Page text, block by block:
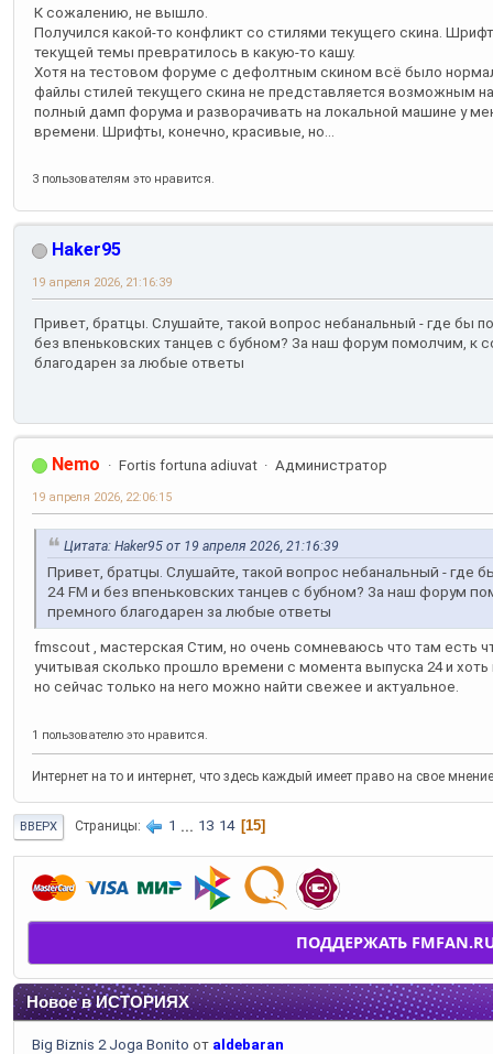
ПОДДЕРЖАТЬ
Новое в ИСТОРИЯХ
Big Biznis 2 Joga Bonito от aldebaran
К сожалению, не вышло.
Получился какой-то конфликт со стилями текущего скина.
текущей темы превратилось в какую-то кашу.
Хотя на тестовом форуме с дефолтным скином всё было
файлы стилей текущего скина не представляется возможным
полный дамп форума и разворачивать на локальной машине у
времени. Шрифты, конечно, красивые, но...
3 пользователям это нравится.
Haker95
19 апреля 2026, 21:16:39
Привет, братцы. Слушайте, такой вопрос небанальный - где бы
без впеньковских танцев с бубном? За наш форум помолчим, к
благодарен за любые ответы
Nemo Fortis fortuna adiuvat Администратор
19 апреля 2026, 22:06:15
Цитата: Haker95 от 19 апреля 2026, 21:16:39
Привет, братцы. Слушайте, такой вопрос небанальный - где
24 FM и без впеньковских танцев с бубном? За наш форум
премного благодарен за любые ответы
fmscout , мастерская Стим, но очень сомневаюсь что там есть
учитывая сколько прошло времени с момента выпуска 24 и хоть
но сейчас только на него можно найти свежее и актуальное.
1 пользователю это нравится.
Интернет на то и интернет, что здесь каждый имеет право на свое
ВВЕРХ Страницы 1 ... 13 14 15